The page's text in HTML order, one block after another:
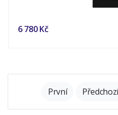
6 780 Kč
První Předchozí